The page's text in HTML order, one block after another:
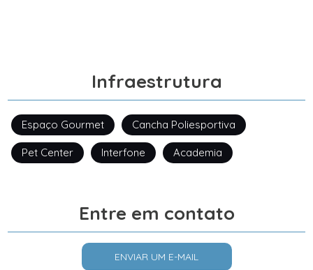
Infraestrutura
Espaço Gourmet Cancha Poliesportiva
Pet Center Interfone Academia
Entre em contato
ENVIAR UM E-MAIL